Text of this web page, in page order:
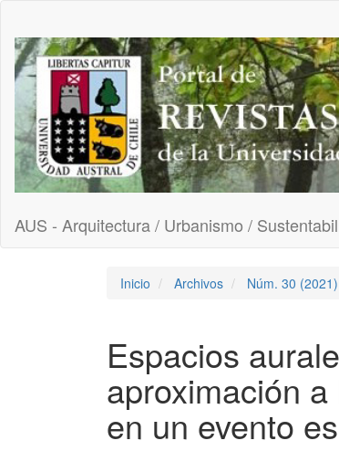
Contenido
principal
Barra
lateral
AUS - Arquitectura / Urbanismo /
Inicio Archivos Núm. 30 (2021)
Espacios
aproximación
en un evento